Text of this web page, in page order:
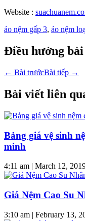
Website :
áo nệm gấp 3, áo nệm
Điều hướng
← Bài trướcBài tiếp →
Bài viết liên
Bảng giá vệ sinh
minh
4:11 am | March 12,
Giá Nệm Cao Su
3:10 am | February 13,